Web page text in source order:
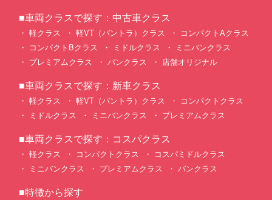
■車両クラスで探す：中古車クラス
軽クラス 軽VT（バントラ）クラス
コンパクトAクラス
コンパクトBクラス
ミドルクラス
ミニバンクラス
プレミアムクラス
バンクラス 店舗オリジナル
■車両クラスで探す：新車クラス
軽クラス 軽VT（バントラ）クラス
コンパクトクラス
ミドルクラス
ミニバンクラス プレミアムクラス
■車両クラスで探す：コスパクラス
軽クラス コンパクトクラス
コスパミドルクラス
ミニバンクラス
プレミアムクラス バンクラス
■特徴から探す